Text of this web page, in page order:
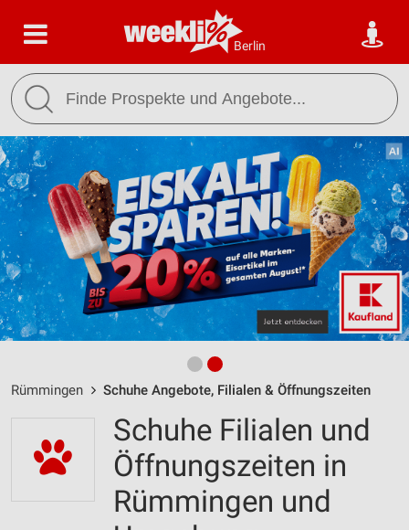
Berlin
Rümmingen Schuhe Angebote, Filialen & Öffnungszeiten
Schuhe Filialen und
Öffnungszeiten in
Rümmingen und